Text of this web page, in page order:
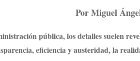
Por Miguel
pública, los detalles suelen
eficiencia y austeridad, la